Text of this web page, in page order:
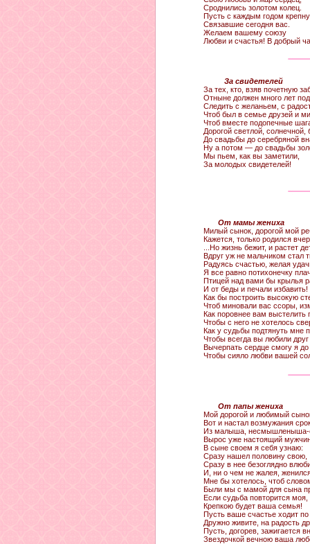
Сроднились золотом колец.
Пусть с каждым годом
Связавшие сегодня вас.
Желаем вашему союзу
Любви и счастья! В добрый
За свидетелей
За тех, кто, взяв почетную
Отныне должен много лет
Следить с желаньем, с
Чтоб был в семье друзей и
Чтоб вместе подопечные
Дорогой светлой, солнечной,
До свадьбы до серебряной
Ну а потом — до свадьбы
Мы пьем, как вы заметили,
За молодых свидетелей!
От мамы жениха
Милый сынок, дорогой мой
Кажется, только родился
...Но жизнь бежит, и растет
Вдруг уж не мальчиком стал
Радуясь счастью, желая
Я все равно потихонечку
Птицей над вами бы крылья
И от беды и печали избавить!
Как бы построить высокую
Чтоб миновали вас ссоры,
Как поровнее вам выстелить
Чтобы с него не хотелось
Как у судьбы подтянуть мне
Чтобы всегда вы любили друг
Вычерпать сердце смогу я до
Чтобы сияло любви вашей
От папы жениха
Мой дорогой и любимый
Вот и настал возмужания
Из малыша, несмышленыша-
Вырос уже настоящий
В сыне своем я себя узнаю:
Сразу нашел половину свою,
Сразу в нее безоглядно
И, ни о чем не жалея,
Мне бы хотелось, чтоб
Были мы с мамой для сына
Если судьба повторится моя,
Крепкою будет ваша семья!
Пусть ваше счастье ходит по
Дружно живите, на радость
Пусть, догорев, зажигается
Звездочкой вечною ваша